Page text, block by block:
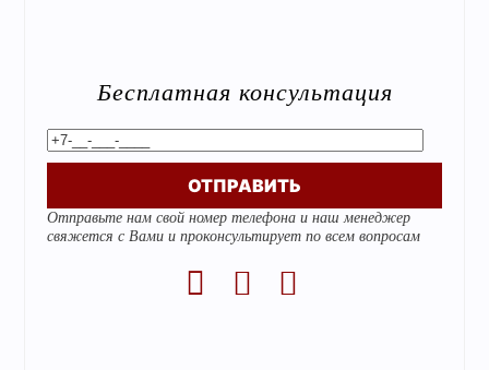
Бесплатная консультация
Отправьте нам свой номер телефона и наш менеджер
свяжется с Вами и проконсультирует по всем вопросам
Alternative: